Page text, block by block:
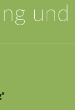
und